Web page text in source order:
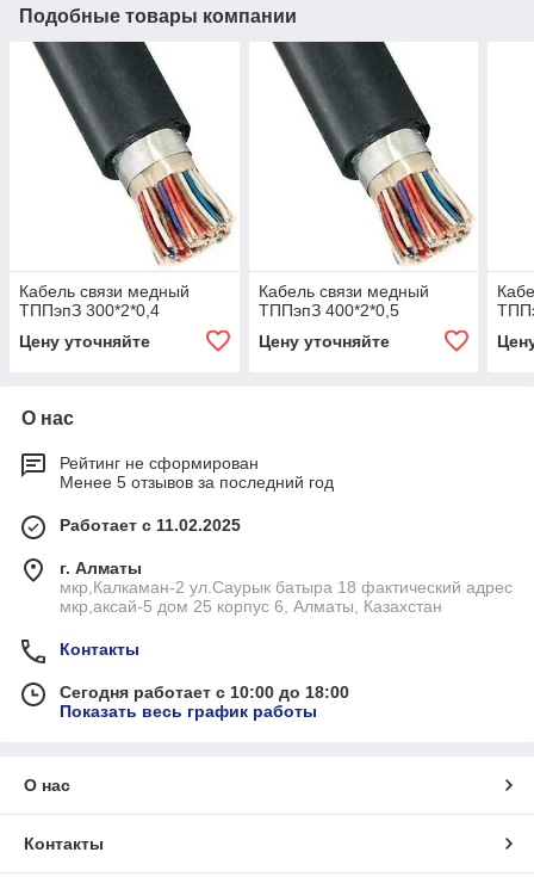
Подобные товары компании
Кабель связи медный
ТППэпЗ 300*2*0,4
Цену уточняйте
Кабель связи медный
ТППэпЗ 400*2*0,5
Цену уточняйте
О нас
Рейтинг не сформирован
Менее 5 отзывов за последний год
Работает с 11.02.2025
г. Алматы
мкр,Калкаман-2 ул.Саурык батыра 18 фактический адрес
мкр,аксай-5 дом 25 корпус 6, Алматы, Казахстан
Контакты
Сегодня работает с 10:00 до 18:00
Показать весь график работы
О нас
Контакты